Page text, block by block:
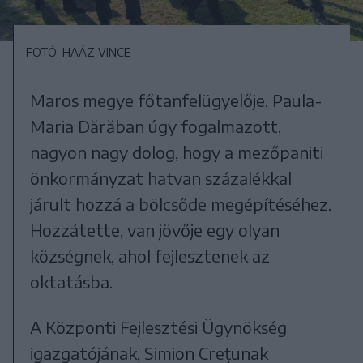
FOTÓ: HAÁZ VINCE
Maros megye főtanfelügyelője, Paula-
Maria Dărăban úgy fogalmazott,
nagyon nagy dolog, hogy a mezőpaniti
önkormányzat hatvan százalékkal
járult hozzá a bölcsőde megépítéséhez.
Hozzátette, van jövője egy olyan
községnek, ahol fejlesztenek az
oktatásba.
A Központi Fejlesztési Ügynökség
igazgatójának, Simion Crețunak